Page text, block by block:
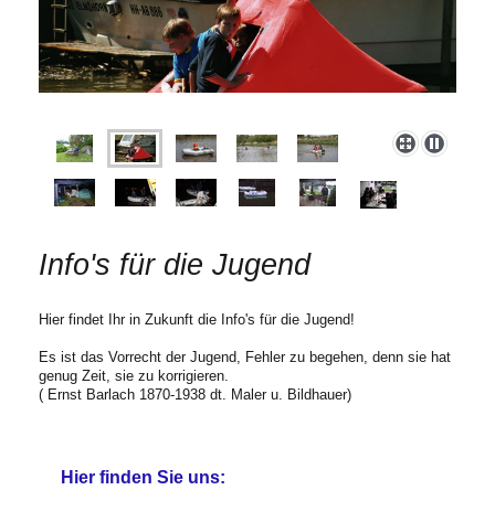
Info's für die Jugend
Hier findet Ihr in Zukunft die Info's für die Jugend!
Es ist das Vorrecht der Jugend, Fehler zu begehen, denn sie hat
genug Zeit, sie zu korrigieren.
( Ernst Barlach 1870-1938 dt. Maler u. Bildhauer)
Hier finden Sie uns: